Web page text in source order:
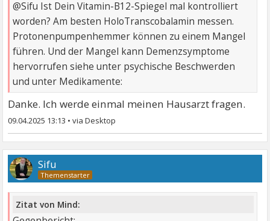
@Sifu Ist Dein Vitamin-B12-Spiegel mal kontrolliert
worden? Am besten HoloTranscobalamin messen.
Protonenpumpenhemmer können zu einem Mangel
führen. Und der Mangel kann Demenzsymptome
hervorrufen siehe unter psychische Beschwerden
und unter Medikamente:
Danke. Ich werde einmal meinen Hausarzt fragen.
09.04.2025 13:13 •
Sifu
Zitat von Mind: